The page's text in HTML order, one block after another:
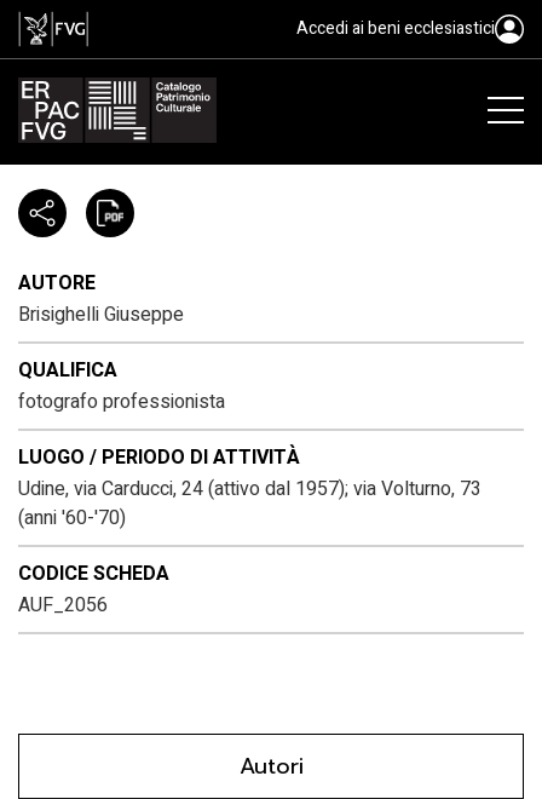
Brisighelli GiuseppeAccedi ai beni ecclesiastici
AUTORE
Brisighelli Giuseppe
QUALIFICA
fotografo professionista
LUOGO / PERIODO DI ATTIVITÀ
Udine, via Carducci, 24 (attivo dal 1957); via Volturno, 73
(anni '60-'70)
CODICE SCHEDA
AUF_2056
Autori